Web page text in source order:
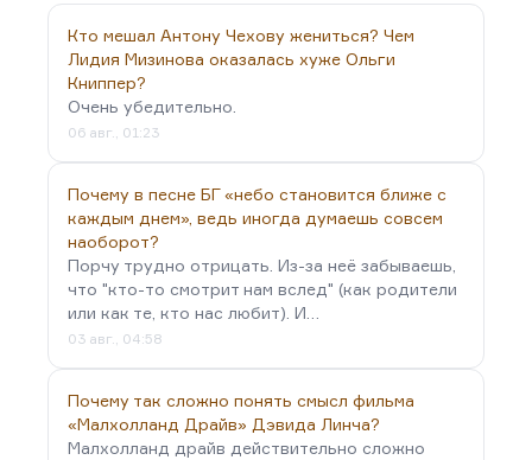
Русская литература совершенно четко в ХХ веке
делится на пять этапов. Первый этап, условно
говоря, с 1894 года по 1929, со сборника «Русские
символисты» до разгрома обериутов, это
Серебряный век. Серебряный век, это тот
период русского…
Кто мешал Антону Чехову жениться? Чем
Лидия Мизинова оказалась хуже Ольги
Книппер?
Очень убедительно.
06 авг., 01:23
Почему в песне БГ «небо становится ближе с
каждым днем», ведь иногда думаешь совсем
наоборот?
Порчу трудно отрицать. Из-за неё забываешь,
что "кто-то смотрит нам вслед" (как родители
или как те, кто нас любит). И…
03 авг., 04:58
Почему так сложно понять смысл фильма
«Малхолланд Драйв» Дэвида Линча?
Малхолланд драйв действительно сложно